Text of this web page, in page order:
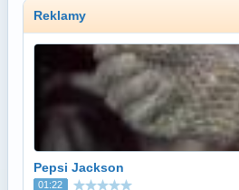
Reklamy
Pepsi Jackson
01:22